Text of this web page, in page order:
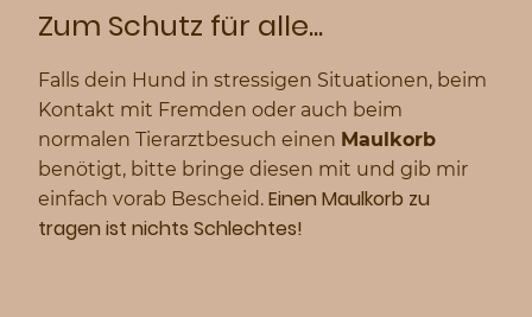
Zum Schutz für alle...
Falls dein Hund in stressigen Situationen, beim
Kontakt mit Fremden oder auch beim
normalen Tierarztbesuch einen Maulkorb
benötigt, bitte bringe diesen mit und gib mir
einfach vorab Bescheid. Einen Maulkorb zu
tragen ist nichts Schlechtes!